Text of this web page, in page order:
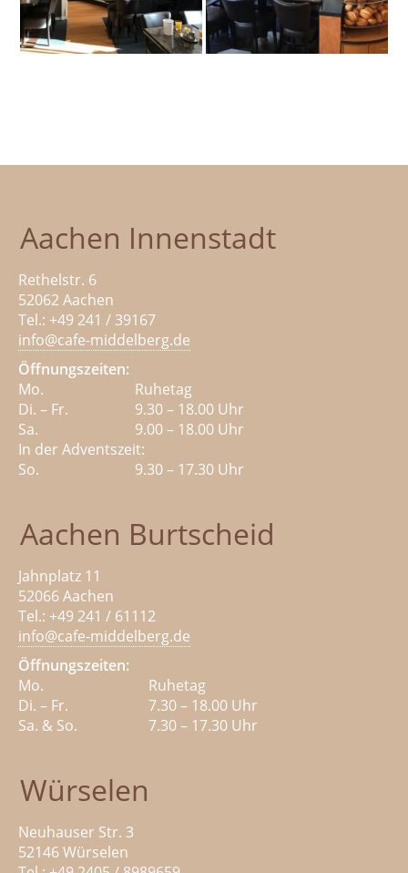
Aachen Innenstadt
Rethelstr. 6
52062 Aachen
Tel.: +49 241 / 39167
info@cafe-middelberg.de
Öffnungszeiten:
Mo.
Ruhetag
Di. – Fr.
9.30 – 18.00 Uhr
Sa.
9.00 – 18.00 Uhr
In der Adventszeit:
So.
9.30 – 17.30 Uhr
Aachen Burtscheid
Jahnplatz 11
52066 Aachen
Tel.: +49 241 / 61112
info@cafe-middelberg.de
Öffnungszeiten:
Mo.
Ruhetag
Di. – Fr.
7.30 – 18.00 Uhr
Sa. & So.
7.30 – 17.30 Uhr
Würselen
Neuhauser Str. 3
52146 Würselen